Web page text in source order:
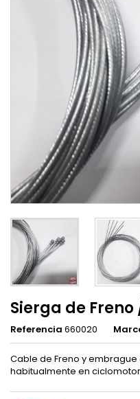
Sierga de
Referencia 660020
Cable de Freno y
habitualmente en